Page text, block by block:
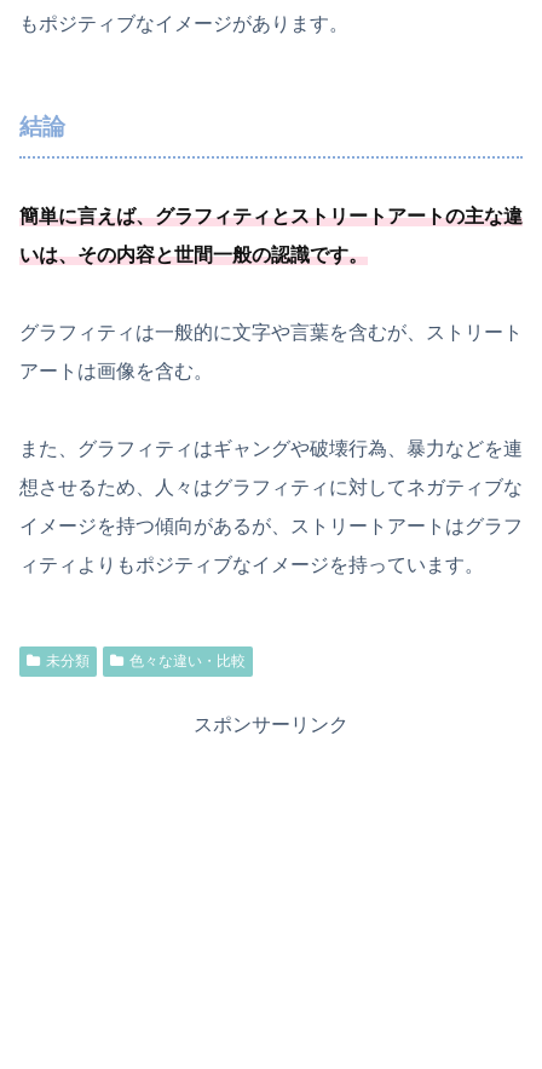
もポジティブなイメージがあります。
結論
簡単に言えば、グラフィティとストリートアートの主な違
いは、その内容と世間一般の認識です。
グラフィティは一般的に文字や言葉を含むが、ストリート
アートは画像を含む。
また、グラフィティはギャングや破壊行為、暴力などを連
想させるため、人々はグラフィティに対してネガティブな
イメージを持つ傾向があるが、ストリートアートはグラフ
ィティよりもポジティブなイメージを持っています。
未分類 色々な違い・比較
スポンサーリンク